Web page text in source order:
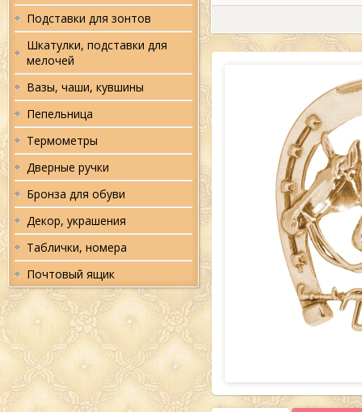
Подставки для зонтов
Шкатулки, подставки для
мелочей
Вазы, чаши, кувшины
Пепельница
Термометры
Дверные ручки
Бронза для обуви
Декор, украшения
Таблички, номера
Почтовый ящик